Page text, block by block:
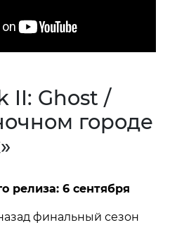
II: Ghost /
городе
релиза: 6 сентября
финальный сезон